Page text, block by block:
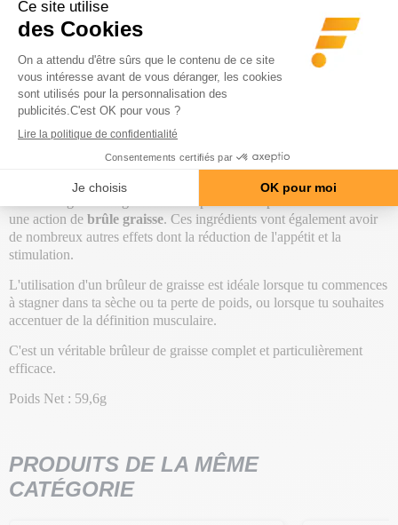
Ce brûleur de graisse a été pensé avec les dernières technologies
européennes et américaines. La particularité du Riptek V2 est de
pouvoir proposer des effets de poussée immédiate d'énergie. Cet
effet est possible grâce à la présence de80 mgde caféine
dethé vert,54 mgdeniacineet60 mg d'extrait de maté
ingrédients connus pour leurs effets stimulants, vont t'apporter un
véritablecoup de fouet !
différents ingrédients :33 mgderesvératrol 30 mg
d'extrait de maïs vont permettre d'activer la thermogenèse
une action de brûle graisse. Ces ingrédients vont également avoir
de nombreux autres effets dont la réduction de l'appétit et la
stimulation.
L'utilisation d'un brûleur de graisse est idéale lorsque tu commences
à stagner dans ta sèche ou ta perte de poids, ou lorsque tu souhaites
accentuer de la définition musculaire.
C'est un véritable brûleur de graisse complet et particulièrement
efficace.
Poids Net : 59,6g
PRODUITS DE LA MÊME
CATÉGORIE